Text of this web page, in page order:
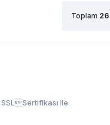
Toplam 26
ile